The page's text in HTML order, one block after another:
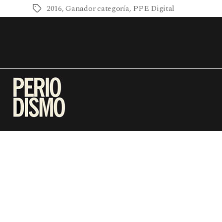
2016,Ganador categoría, PPE Digital